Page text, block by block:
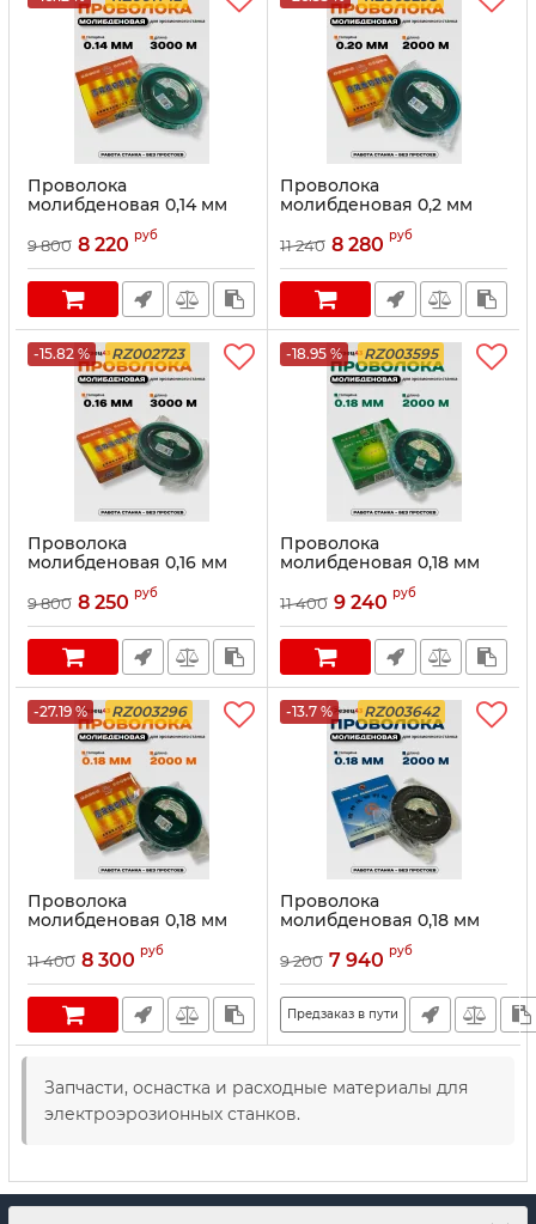
Проволока
молибденовая 0,14 мм
3000 м Оранжевая
9 800 8 220 руб
Проволока
молибденовая 0,2 мм
2000 м Оранжевая
11 240 8 280 руб
-15.82 % RZ002723
Проволока
молибденовая 0,16 мм
3000 м Оранжевая
9 800 8 250 руб
-18.95 % RZ003595
Проволока
молибденовая 0,18 мм
2000 м Зеленая
11 400 9 240 руб
-27.19 % RZ003296
Проволока
молибденовая 0,18 мм
2000 м Оранжевая
11 400 8 300 руб
-13.7 % RZ003642
Проволока
молибденовая 0,18 мм
9 200 7 940 руб
Предзаказ в пути
Запчасти, оснастка и расходные материалы для
электроэрозионных станков.